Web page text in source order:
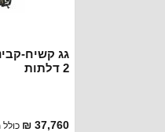
2 דלתות
37,760 ₪